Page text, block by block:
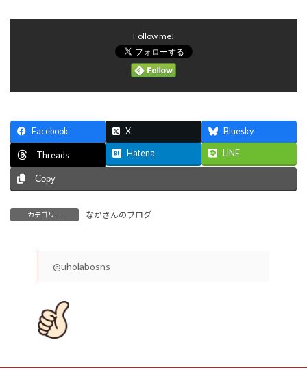
Follow me!
Facebook X Bluesky
Threads Hatena LINE
Copy
カテゴリー なかさんのブログ
@uholabosns